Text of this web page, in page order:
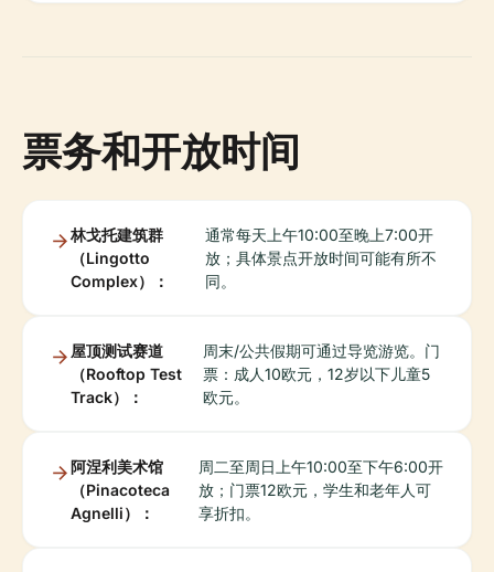
票务和开放时间
林戈托建筑群
（Lingotto
Complex）：
通常每天上午10:00至晚上7:00开
放；具体景点开放时间可能有所不
同。
屋顶测试赛道
（Rooftop Test
Track）：
周末/公共假期可通过导览游览。门
票：成人10欧元，12岁以下儿童5
欧元。
阿涅利美术馆
（Pinacoteca
Agnelli）：
周二至周日上午10:00至下午6:00开
放；门票12欧元，学生和老年人可
享折扣。